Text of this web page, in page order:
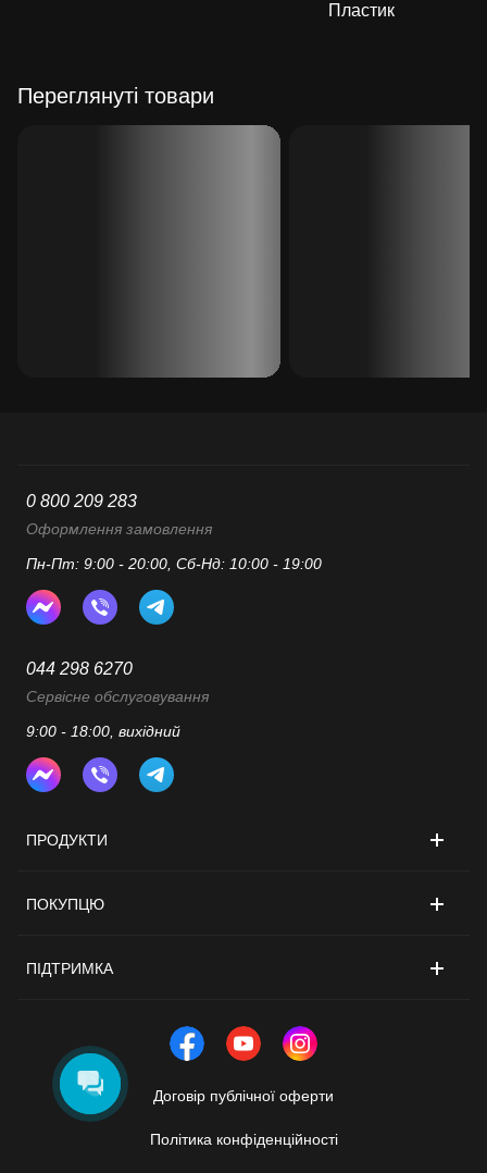
Пластик
Переглянуті товари
ПРОДУКТИ
ПОКУПЦЮ
ПІДТРИМКА
0 800 209 283
Оформлення замовлення
Пн-Пт: 9:00 - 20:00, Сб-Нд: 10:00 - 19:00
044 298 6270
Сервісне обслуговування
9:00 - 18:00, вихідний
Договір публічної оферти
Політика конфіденційності